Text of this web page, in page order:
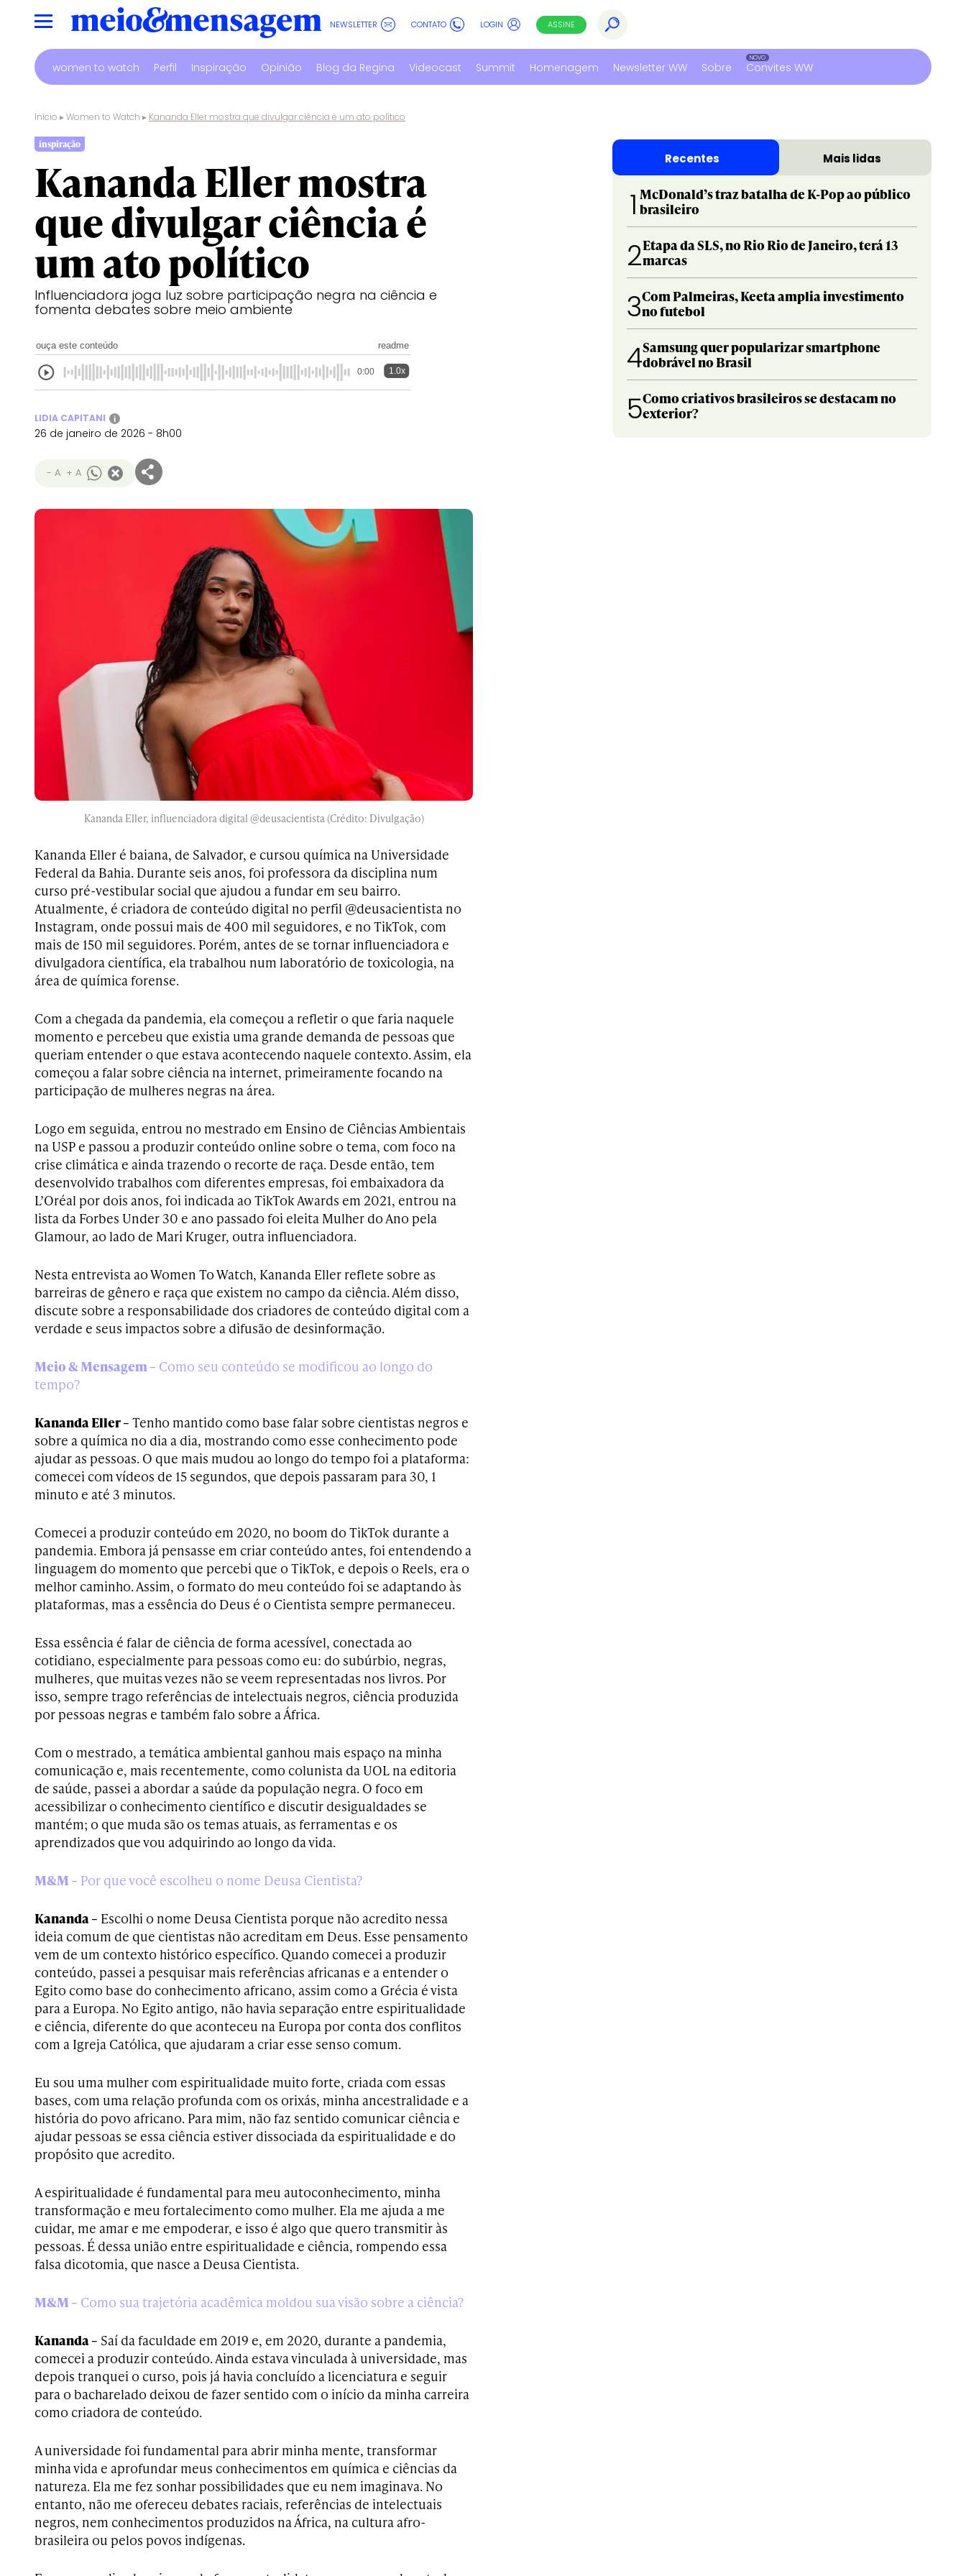
NEWSLETTER CONTATO LOGIN ASSINE
women to watch Perfil Inspiração Opinião Blog da Regina Videocast Summit Homenagem Newsletter WW Sobre Convites WW
Início ▸Women to Watch ▸ Kananda Eller mostra que divulgar ciência é um ato político
inspiração
Kananda Eller mostra
que divulgar ciência é
um ato político
Influenciadora joga luz sobre participação negra na ciência e
fomenta debates sobre meio ambiente
ouça este conteúdo readme
0:00 1.0x
LIDIA CAPITANI i
26 de janeiro de 2026 - 8h00
- A + A
Kananda Eller, influenciadora digital @deusacientista (Crédito: Divulgação)
Kananda Eller é baiana, de Salvador, e cursou química na Universidade
Federal da Bahia. Durante seis anos, foi professora da disciplina num
curso pré-vestibular social que ajudou a fundar em seu bairro.
Atualmente, é criadora de conteúdo digital no perfil @deusacientista no
Instagram, onde possui mais de 400 mil seguidores, e no TikTok, com
mais de 150 mil seguidores. Porém, antes de se tornar influenciadora e
divulgadora científica, ela trabalhou num laboratório de toxicologia, na
área de química forense.
Com a chegada da pandemia, ela começou a refletir o que faria naquele
momento e percebeu que existia uma grande demanda de pessoas que
queriam entender o que estava acontecendo naquele contexto. Assim, ela
começou a falar sobre ciência na internet, primeiramente focando na
participação de mulheres negras na área.
Logo em seguida, entrou no mestrado em Ensino de Ciências Ambientais
na USP e passou a produzir conteúdo online sobre o tema, com foco na
crise climática e ainda trazendo o recorte de raça. Desde então, tem
desenvolvido trabalhos com diferentes empresas, foi embaixadora da
L’Oréal por dois anos, foi indicada ao TikTok Awards em 2021, entrou na
lista da Forbes Under 30 e ano passado foi eleita Mulher do Ano pela
Glamour, ao lado de Mari Kruger, outra influenciadora.
Nesta entrevista ao Women To Watch, Kananda Eller reflete sobre as
barreiras de gênero e raça que existem no campo da ciência. Além disso,
discute sobre a responsabilidade dos criadores de conteúdo digital com a
verdade e seus impactos sobre a difusão de desinformação.
Meio & Mensagem – Como seu conteúdo se modificou ao longo do
tempo?
Kananda Eller – Tenho mantido como base falar sobre cientistas negros e
sobre a química no dia a dia, mostrando como esse conhecimento pode
ajudar as pessoas. O que mais mudou ao longo do tempo foi a plataforma:
comecei com vídeos de 15 segundos, que depois passaram para 30, 1
minuto e até 3 minutos.
Comecei a produzir conteúdo em 2020, no boom do TikTok durante a
pandemia. Embora já pensasse em criar conteúdo antes, foi entendendo a
linguagem do momento que percebi que o TikTok, e depois o Reels, era o
melhor caminho. Assim, o formato do meu conteúdo foi se adaptando às
plataformas, mas a essência do Deus é o Cientista sempre permaneceu.
Essa essência é falar de ciência de forma acessível, conectada ao
cotidiano, especialmente para pessoas como eu: do subúrbio, negras,
mulheres, que muitas vezes não se veem representadas nos livros. Por
isso, sempre trago referências de intelectuais negros, ciência produzida
por pessoas negras e também falo sobre a África.
Com o mestrado, a temática ambiental ganhou mais espaço na minha
comunicação e, mais recentemente, como colunista da UOL na editoria
de saúde, passei a abordar a saúde da população negra. O foco em
acessibilizar o conhecimento científico e discutir desigualdades se
mantém; o que muda são os temas atuais, as ferramentas e os
aprendizados que vou adquirindo ao longo da vida.
M&M – Por que você escolheu o nome Deusa Cientista?
Kananda – Escolhi o nome Deusa Cientista porque não acredito nessa
ideia comum de que cientistas não acreditam em Deus. Esse pensamento
vem de um contexto histórico específico. Quando comecei a produzir
conteúdo, passei a pesquisar mais referências africanas e a entender o
Egito como base do conhecimento africano, assim como a Grécia é vista
para a Europa. No Egito antigo, não havia separação entre espiritualidade
e ciência, diferente do que aconteceu na Europa por conta dos conflitos
com a Igreja Católica, que ajudaram a criar esse senso comum.
Eu sou uma mulher com espiritualidade muito forte, criada com essas
bases, com uma relação profunda com os orixás, minha ancestralidade e a
história do povo africano. Para mim, não faz sentido comunicar ciência e
ajudar pessoas se essa ciência estiver dissociada da espiritualidade e do
propósito que acredito.
A espiritualidade é fundamental para meu autoconhecimento, minha
transformação e meu fortalecimento como mulher. Ela me ajuda a me
cuidar, me amar e me empoderar, e isso é algo que quero transmitir às
pessoas. É dessa união entre espiritualidade e ciência, rompendo essa
falsa dicotomia, que nasce a Deusa Cientista.
M&M – Como sua trajetória acadêmica moldou sua visão sobre a ciência?
Kananda – Saí da faculdade em 2019 e, em 2020, durante a pandemia,
comecei a produzir conteúdo. Ainda estava vinculada à universidade, mas
depois tranquei o curso, pois já havia concluído a licenciatura e seguir
para o bacharelado deixou de fazer sentido com o início da minha carreira
como criadora de conteúdo.
A universidade foi fundamental para abrir minha mente, transformar
minha vida e aprofundar meus conhecimentos em química e ciências da
natureza. Ela me fez sonhar possibilidades que eu nem imaginava. No
entanto, não me ofereceu debates raciais, referências de intelectuais
negros, nem conhecimentos produzidos na África, na cultura afro-
brasileira ou pelos povos indígenas.
Recentes Mais lidas
1 McDonald’s traz batalha de K-Pop ao público
brasileiro
2Etapa da SLS, no Rio Rio de Janeiro, terá 13
marcas
3Com Palmeiras, Keeta amplia investimento
no futebol
4Samsung quer popularizar smartphone
dobrável no Brasil
5Como criativos brasileiros se destacam no
exterior?